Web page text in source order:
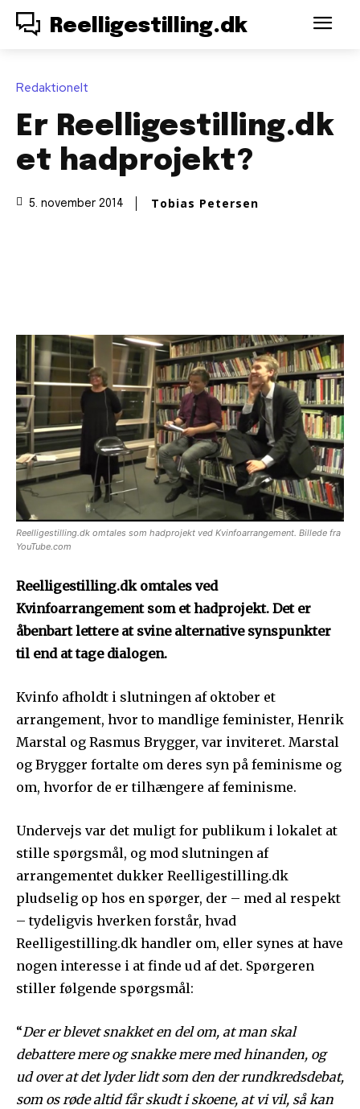
Reelligestilling.dk
Redaktionelt
Er Reelligestilling.dk
et hadprojekt?
5. november 2014 Tobias Petersen
Reelligestilling.dk omtales som hadprojekt ved Kvinfoarrangement. Billede fra
YouTube.com
Reelligestilling.dk omtales ved
Kvinfoarrangement som et hadprojekt. Det er
åbenbart lettere at svine alternative synspunkter
til end at tage dialogen.
Kvinfo afholdt i slutningen af oktober et
arrangement, hvor to mandlige feminister, Henrik
Marstal og Rasmus Brygger, var inviteret. Marstal
og Brygger fortalte om deres syn på feminisme og
om, hvorfor de er tilhængere af feminisme.
Undervejs var det muligt for publikum i lokalet at
stille spørgsmål, og mod slutningen af
arrangementet dukker Reelligestilling.dk
pludselig op hos en spørger, der – med al respekt
– tydeligvis hverken forstår, hvad
Reelligestilling.dk handler om, eller synes at have
nogen interesse i at finde ud af det. Spørgeren
stiller følgende spørgsmål:
“Der er blevet snakket en del om, at man skal
debattere mere og snakke mere med hinanden, og
ud over at det lyder lidt som den der rundkredsdebat,
som os røde altid får skudt i skoene, at vi vil, så kan